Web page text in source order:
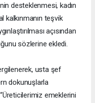
desteklenmesi, kadın
kalkınmanın teşvik
açısından
sözlerine ekledi.
usta şef
dokunuşlarla
emeklerini